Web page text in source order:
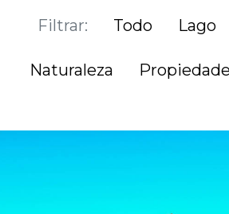
Filtrar: Todo Lago
Naturaleza